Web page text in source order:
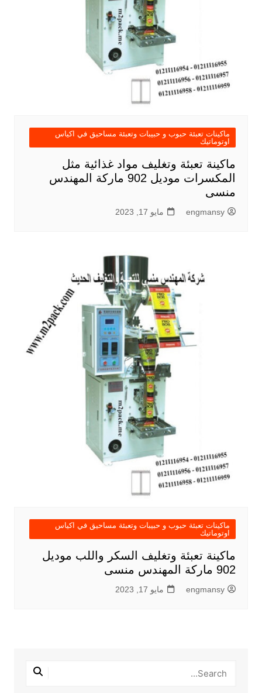
ماكينات تعبئة حبوب و حبيبات وتعبئة مساحيق في اكياس
اوتوماتيك
ماكينة تعبئة وتغليف مواد غذائية مثل
المكسرات موديل 902 ماركة المهندس
منسى
engmansy مايو 17, 2023
ماكينات تعبئة حبوب و حبيبات وتعبئة مساحيق في اكياس
اوتوماتيك
ماكينة تعبئة وتغليف السكر واللب موديل
902 ماركة المهندس منسى
engmansy مايو 17, 2023